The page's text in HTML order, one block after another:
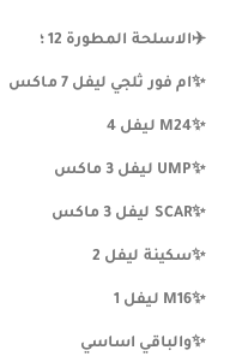
✈️الاسلحة المطورة 12 ؛
✨️ام فور ثلجي ليفل 7 ماكس
✨️M24 ليفل 4
✨️UMP ليفل 3 ماكس
✨️SCAR ليفل 3 ماكس
✨️سكينة ليفل 2
✨️M16 ليفل 1
✨️والباقي اساسي